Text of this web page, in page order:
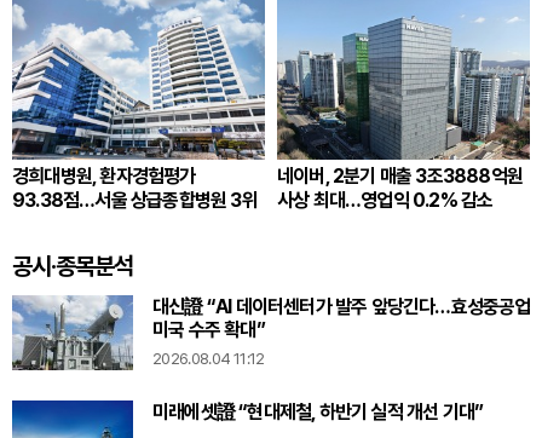
경희대병원, 환자경험평가
93.38점…서울 상급종합병원 3위
네이버, 2분기 매출 3조3888억원
사상 최대…영업익 0.2% 감소
공시·종목분석
대신證 “AI 데이터센터가 발주 앞당긴다…효성중공업
미국 수주 확대”
2026.08.04 11:12
미래에셋證 “현대제철, 하반기 실적 개선 기대”